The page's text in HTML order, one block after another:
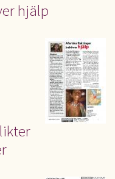
hjälp